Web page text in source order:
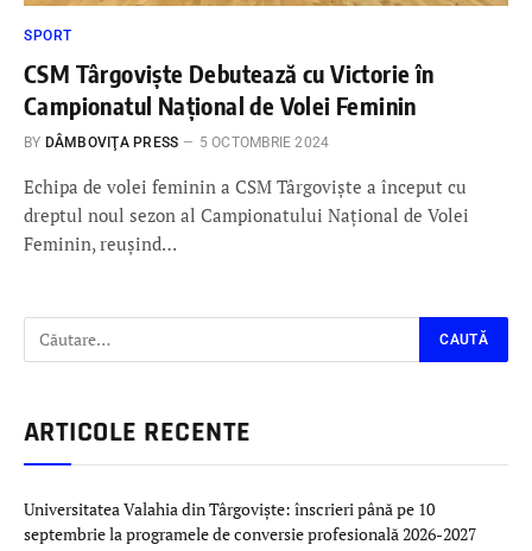
SPORT
CSM Târgoviște Debutează cu Victorie în
Campionatul Național de Volei Feminin
BY DÂMBOVIŢA PRESS 5 OCTOMBRIE 2024
Echipa de volei feminin a CSM Târgoviște a început cu
dreptul noul sezon al Campionatului Național de Volei
Feminin, reușind…
ARTICOLE RECENTE
Universitatea Valahia din Târgoviște: înscrieri până pe 10
septembrie la programele de conversie profesională 2026-2027